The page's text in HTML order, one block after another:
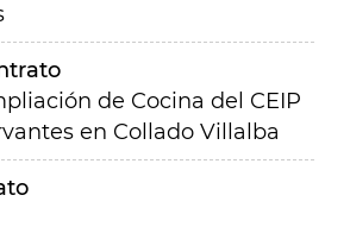
de Cocina del CEIP
en Collado Villalba